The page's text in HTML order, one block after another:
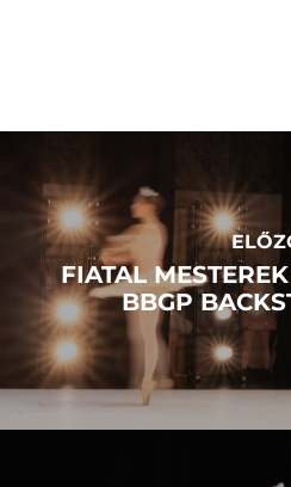
FIATAL
BBGP